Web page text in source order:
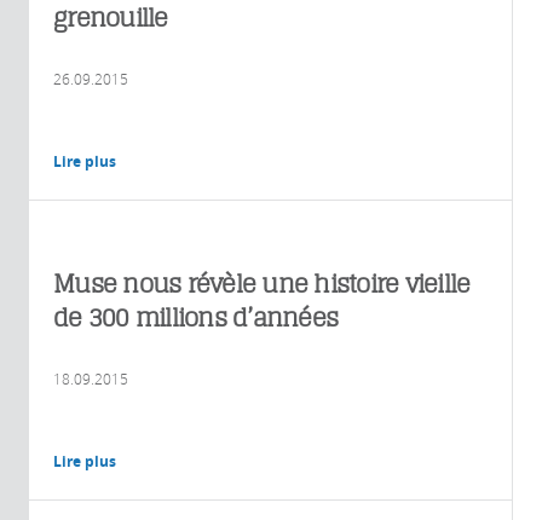
grenouille
26.09.2015
Lire plus
Muse nous révèle une histoire vieille
de 300 millions d’années
18.09.2015
Lire plus